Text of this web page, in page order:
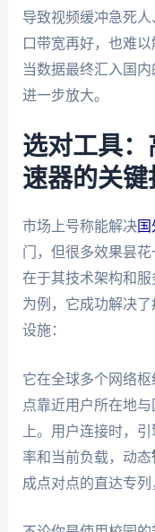
导致视频缓冲急死
口带宽再好，也难
当数据最终汇入国
进一步放大。
选对工具：
速器的关键
市场上号称能解决国
门，但很多效果昙
在于其技术架构和
为例，它成功解决
设施：
它在全球多个网络
点靠近用户所在地
上。用户连接时，
率和当前负载，动态
成点对点的直达专列